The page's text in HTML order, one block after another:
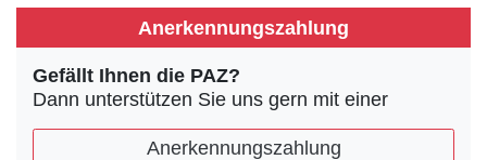
Anerkennungszahlung
Gefällt Ihnen die PAZ?
Dann unterstützen Sie uns gern mit einer
Anerkennungszahlung